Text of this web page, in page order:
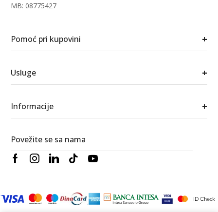
MB: 08775427
Pomoć pri kupovini +
Usluge +
Informacije +
Povežite se sa nama